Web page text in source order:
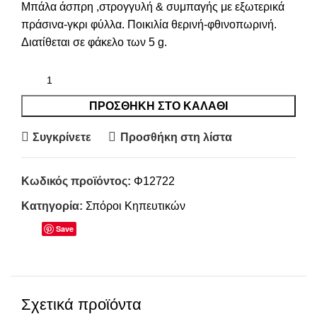
Μπάλα άσπρη ,στρογγυλή & συμπαγής με εξωτερικά
πράσινα-γκρι φύλλα. Ποικιλία θερινή-φθινοπωρινή.
Διατίθεται σε φάκελο των 5 g.
ΠΡΟΣΘΉΚΗ ΣΤΟ ΚΑΛΆΘΙ
Συγκρίνετε Προσθήκη στη λίστα
Κωδικός προϊόντος: Φ12722
Κατηγορία: Σπόροι Κηπευτικών
Save
Σχετικά προϊόντα